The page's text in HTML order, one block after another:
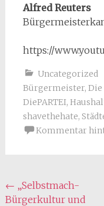
Alfred Reuters
https://
Uncategorized
Bürgermeister, Die
DiePARTEI,
shavethehate,
Kommentar
← „Selbstmach-
Bürgerkultur und